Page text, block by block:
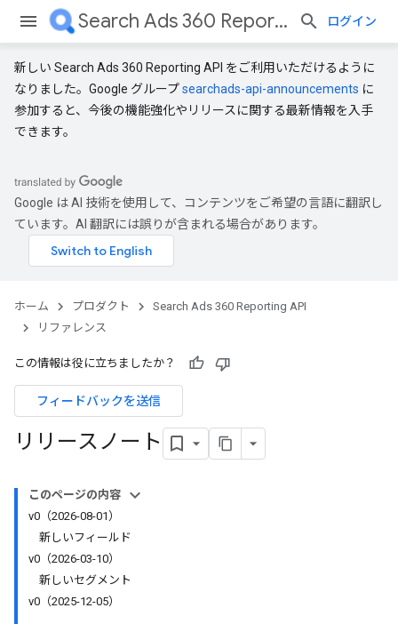
Search Ads 360 Reporting API ログイン
新しい Search Ads 360 Reporting API をご利用いただけるように
なりました。Google グループsearchads-api-announcements に
参加すると、今後の機能強化やリリースに関する最新情報を入手
できます。
Google は AI 技術を使用して、コンテンツをご希望の言語に翻訳し
ています。AI 翻訳には誤りが含まれる場合があります。
ホーム プロダクト
Search Ads 360 Reporting API
リファレンス
この情報は役に立ちましたか？
フィードバックを送信
リリースノート
このページの内容
v0（2026-08-01）
新しいフィールド
v0（2026-03-10）
新しいセグメント
v0（2025-12-05）